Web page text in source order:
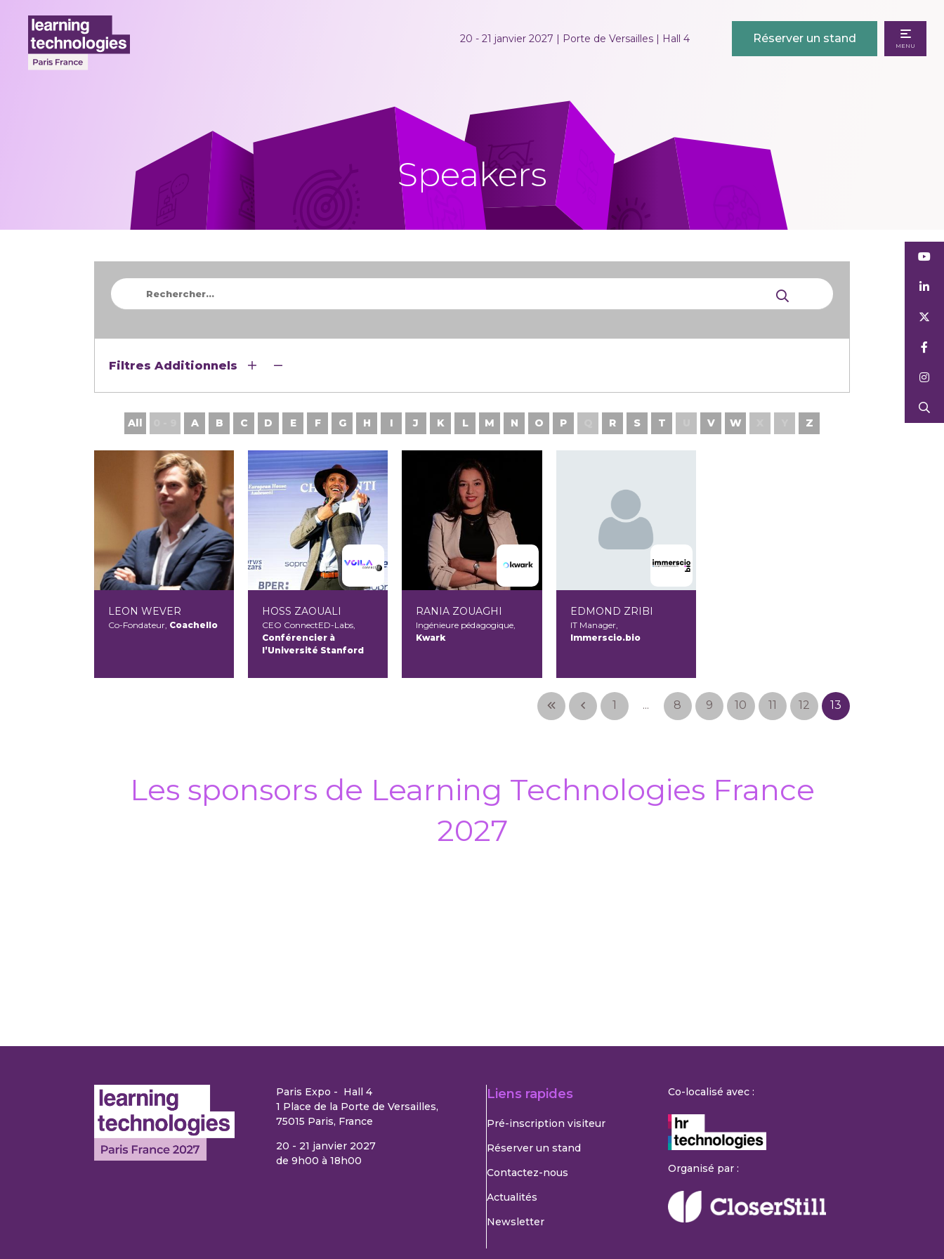
20 - 21 janvier 2027 | Porte de Versailles | Hall 4 Réserver un stand
MENU
Speakers
Filtres Additionnels
All A B C D E F G H I J K L M N O P R S T V W Z
LEON WEVER
Co-Fondateur, Coachello
HOSS ZAOUALI
CEO ConnectED-Labs,
Conférencier à
l’Université Stanford
RANIA ZOUAGHI
Ingénieure pédagogique,
Kwark
EDMOND ZRIBI
IT Manager,
Immerscio.bio
1 ... 8 9 10 11 12 13
Les sponsors de Learning Technologies France
2027
Paris Expo - Hall 4
1 Place de la Porte de Versailles,
75015 Paris, France
20 - 21 janvier 2027
de 9h00 à 18h00
Liens rapides
Pré-inscription visiteur
Réserver un stand
Contactez-nous
Actualités
Newsletter
Co-localisé avec :
Organisé par :